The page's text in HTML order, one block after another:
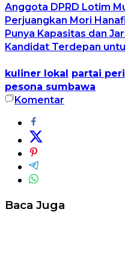
Anggota DPRD Lotim
Perjuangkan Mori
Punya Kapasitas dan
Kandidat Terdepan
kuliner lokal partai
pesona sumbawa
Komentar
Baca Juga